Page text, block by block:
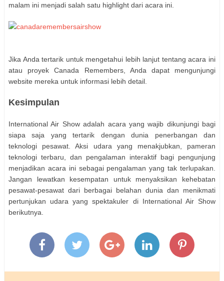
malam ini menjadi salah satu highlight dari acara ini.
Jika Anda tertarik untuk mengetahui lebih lanjut tentang acara ini
atau proyek Canada Remembers, Anda dapat mengunjungi
website mereka untuk informasi lebih detail.
Kesimpulan
International Air Show adalah acara yang wajib dikunjungi bagi
siapa saja yang tertarik dengan dunia penerbangan dan
teknologi pesawat. Aksi udara yang menakjubkan, pameran
teknologi terbaru, dan pengalaman interaktif bagi pengunjung
menjadikan acara ini sebagai pengalaman yang tak terlupakan.
Jangan lewatkan kesempatan untuk menyaksikan kehebatan
pesawat-pesawat dari berbagai belahan dunia dan menikmati
pertunjukan udara yang spektakuler di International Air Show
berikutnya.